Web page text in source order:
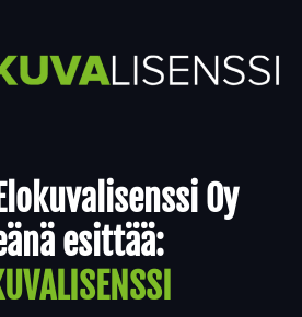
Oy
esittää: